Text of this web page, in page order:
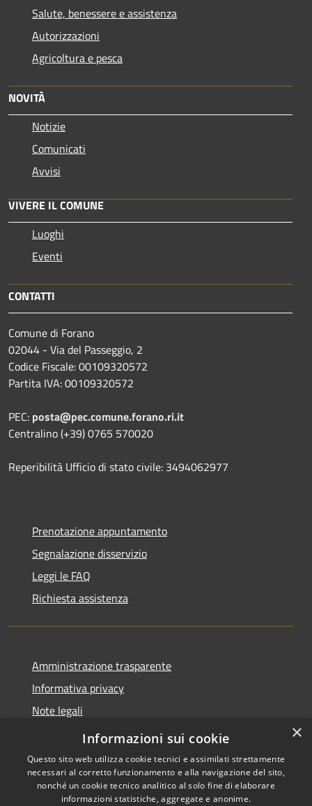
Salute, benessere e assistenza
Autorizzazioni
Agricoltura e pesca
NOVITÀ
Notizie
Comunicati
Avvisi
VIVERE IL COMUNE
Luoghi
Eventi
CONTATTI
Comune di Forano
02044 - Via del Passeggio, 2
Codice Fiscale: 00109320572
Partita IVA: 00109320572
PEC: posta@pec.comune.forano.ri.it
Centralino (+39) 0765 570020
Reperibilità Ufficio di stato civile: 3494062977
Prenotazione appuntamento
Segnalazione disservizio
Leggi le FAQ
Richiesta assistenza
Amministrazione trasparente
Informativa privacy
Note legali
Dichiarazione di accessibilità
Copyright © 2026 • Comune di
×
Informazioni sui cookie
Questo sito web utilizza cookie tecnici e assimilati strettamente
necessari al corretto funzionamento e alla navigazione del sito,
nonché un cookie tecnico analitico al solo fine di elaborare
informazioni statistiche, aggregate e anonime.